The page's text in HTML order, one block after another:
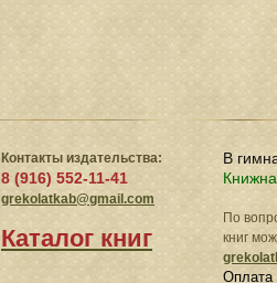
Контакты издательства:
8 (916) 552-11-41
grekolatkab@gmail.com
Каталог книг
В
По
книг
Оплата